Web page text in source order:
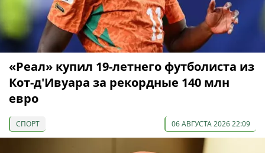
«Реал» купил 19-летнего футболиста из
Кот-д'Ивуара за рекордные 140 млн
евро
СПОРТ 06 АВГУСТА 2026 22:09